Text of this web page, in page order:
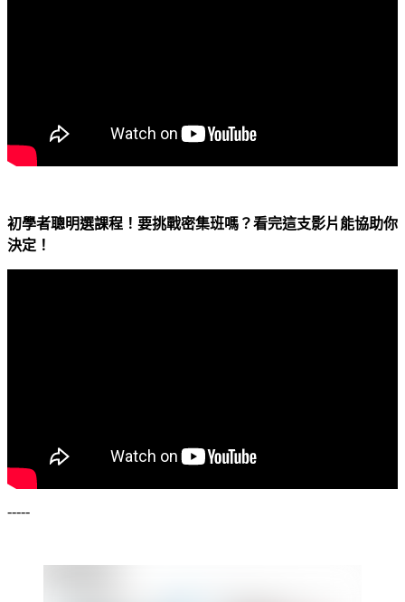
初學者聰明選課程！要挑戰密集班嗎？看完這支影片能協助你
決定！
-----